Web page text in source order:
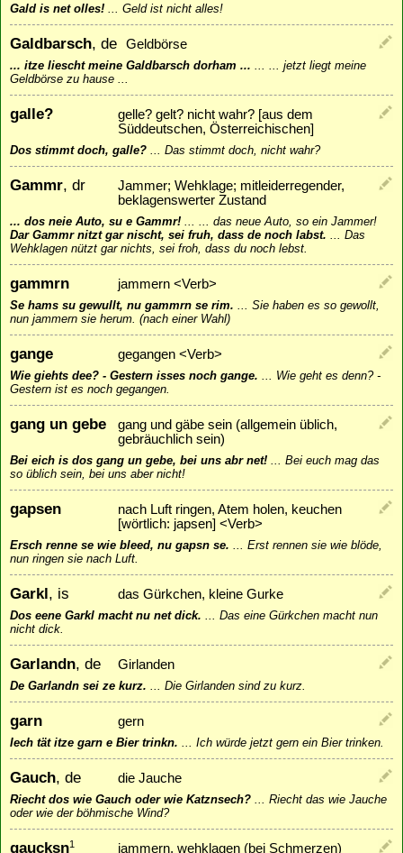
Gald is net olles! Geld ist nicht alles!
Galdbarsch, de Geldbörse
... itze liescht meine Galdbarsch dorham ...
... jetzt liegt meine
Geldbörse zu hause ...
galle?
gelle? gelt? nicht wahr? [aus dem
Süddeutschen, Österreichischen]
Dos stimmt doch, galle? Das stimmt doch, nicht wahr?
Gammr, dr
Jammer; Wehklage; mitleiderregender,
beklagenswerter Zustand
... dos neie Auto, su e Gammr!
... das neue Auto, so ein Jammer!
Dar Gammr nitzt gar nischt, sei fruh, dass de noch labst.
Das
Wehklagen nützt gar nichts, sei froh, dass du noch lebst.
gammrn jammern <Verb>
Se hams su gewullt, nu gammrn se rim.
Sie haben es so gewollt,
nun jammern sie herum. (nach einer Wahl)
gange gegangen <Verb>
Wie giehts dee? - Gestern isses noch gange.
Wie geht es denn? -
Gestern ist es noch gegangen.
gang un gebe
gang und gäbe sein (allgemein üblich,
gebräuchlich sein)
Bei eich is dos gang un gebe, bei uns abr net!
Bei euch mag das
so üblich sein, bei uns aber nicht!
gapsen
nach Luft ringen, Atem holen, keuchen
[wörtlich: japsen] <Verb>
Ersch renne se wie bleed, nu gapsn se.
Erst rennen sie wie blöde,
nun ringen sie nach Luft.
Garkl, is das Gürkchen, kleine Gurke
Dos eene Garkl macht nu net dick.
Das eine Gürkchen macht nun
nicht dick.
Garlandn, de Girlanden
De Garlandn sei ze kurz. Die Girlanden sind zu kurz.
garn gern
Iech tät itze garn e Bier trinkn. Ich würde jetzt gern ein Bier trinken.
Gauch, de die Jauche
Riecht dos wie Gauch oder wie Katznsech?
Riecht das wie Jauche
oder wie der böhmische Wind?
gaucksn1
jammern, wehklagen (bei Schmerzen)